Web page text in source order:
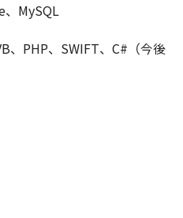
、MySQL
、PHP、SWIFT、C#（今後